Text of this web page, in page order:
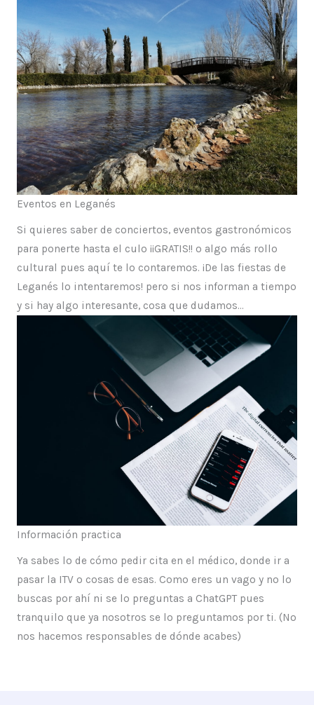
Eventos en Leganés
Si quieres saber de conciertos, eventos gastronómicos
para ponerte hasta el culo ¡¡GRATIS!! o algo más rollo
cultural pues aquí te lo contaremos. ¡De las fiestas de
Leganés lo intentaremos! pero si nos informan a tiempo
y si hay algo interesante, cosa que dudamos…
Información practica
Ya sabes lo de cómo pedir cita en el médico, donde ir a
pasar la ITV o cosas de esas. Como eres un vago y no lo
buscas por ahí ni se lo preguntas a ChatGPT pues
tranquilo que ya nosotros se lo preguntamos por ti. (No
nos hacemos responsables de dónde acabes)